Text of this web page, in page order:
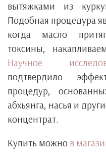
вытяжками из
Подобная процедура
когда масло
токсины,
Научное
подтвердило
процедур,
абхьянга, насья и
концентрат.
Купить можно в